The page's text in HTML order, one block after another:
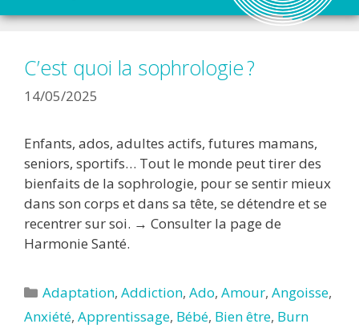
contenu
C’est quoi la sophrologie ?
14/05/2025
Enfants, ados, adultes actifs, futures mamans,
seniors, sportifs… Tout le monde peut tirer des
bienfaits de la sophrologie, pour se sentir mieux
dans son corps et dans sa tête, se détendre et se
recentrer sur soi. → Consulter la page de
Harmonie Santé.
Catégories
Adaptation,Addiction,Ado,Amour,Angoisse,
Anxiété, Apprentissage, Bébé, Bien être, Burn